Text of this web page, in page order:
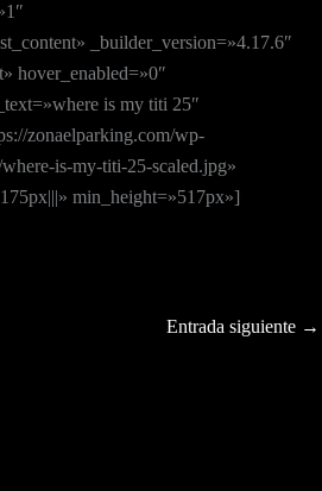
_builder_version=»4.17.6″
hover_enabled=»0″
is my titi 25″
zonaelparking.com/wp-
is-my-titi-25-scaled.jpg»
min_height=»517px»]
Entrada siguiente →